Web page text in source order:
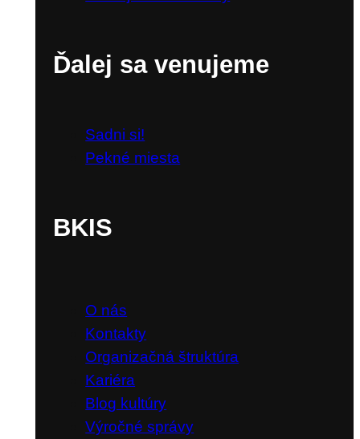
Ďalej sa venujeme
Sadni si!
Pekné miesta
BKIS
O nás
Kontakty
Organizačná štruktúra
Kariéra
Blog kultúry
Výročné správy